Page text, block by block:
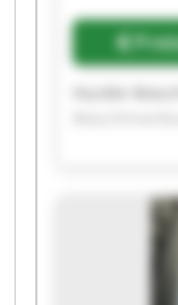
GmbH
GmbH
GmbH
GmbH